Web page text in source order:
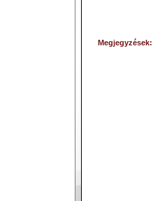
Megjegyzések: